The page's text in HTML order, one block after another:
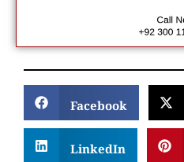
Facebook
LinkedIn